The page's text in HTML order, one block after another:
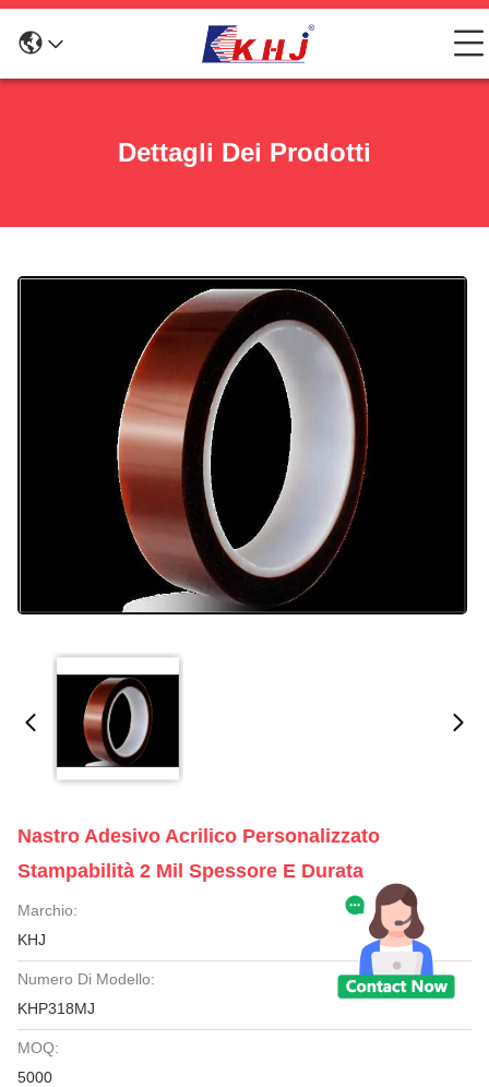
Dettagli Dei Prodotti
Nastro Adesivo Acrilico Personalizzato
Stampabilità 2 Mil Spessore E Durata
Marchio:
KHJ
Numero Di Modello:
KHP318MJ
MOQ:
5000